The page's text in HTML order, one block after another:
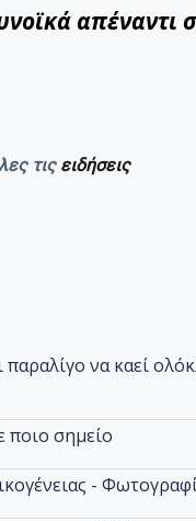
απέναντι
τις ειδήσεις
να καεί
ποιο σημείο
-